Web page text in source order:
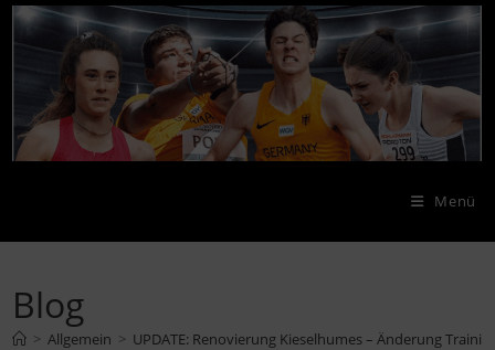
Zum
Menü
Blog
> Allgemein > UPDATE: Renovierung Kieselhumes – Änderung